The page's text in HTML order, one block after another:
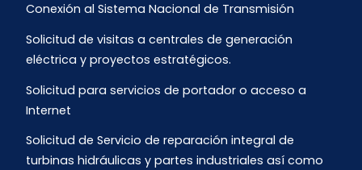
Conexión al Sistema Nacional de Transmisión
Solicitud de visitas a centrales de generación
eléctrica y proyectos estratégicos.
Solicitud para servicios de portador o acceso a
Internet
Solicitud de Servicio de reparación integral de
turbinas hidráulicas y partes industriales así como